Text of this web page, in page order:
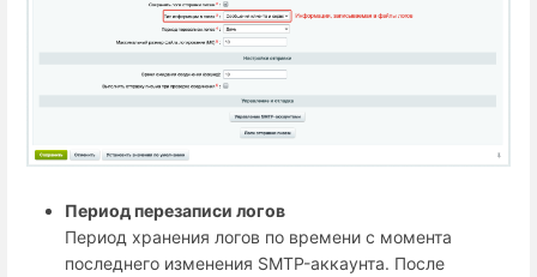
Период перезаписи логов
Период хранения логов по времени с момента
последнего изменения SMTP-аккаунта. После